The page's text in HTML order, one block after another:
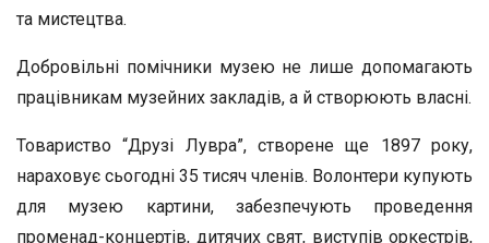
та мистецтва.
Добровільні помічники музею не лише допомагають
працівникам музейних закладів, а й створюють власні.
Товариство “Друзі Лувра”, створене ще 1897 року,
нараховує сьогодні 35 тисяч членів. Волонтери купують
для музею картини, забезпечують проведення
променад-концертів, дитячих свят, виступів оркестрів,